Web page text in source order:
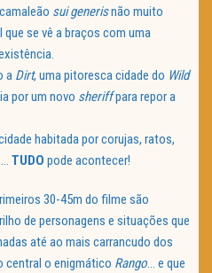
sui generisnão muito
que se vê a braços com uma
a Dirt, uma pitoresca cidade do Wild
por um novo sheriffpara repor a
habitada por corujas, ratos,
TUDO pode acontecer!
30-45m do filme são
de personagens e situações que
até ao mais carrancudo dos
central o enigmático Rango… e que